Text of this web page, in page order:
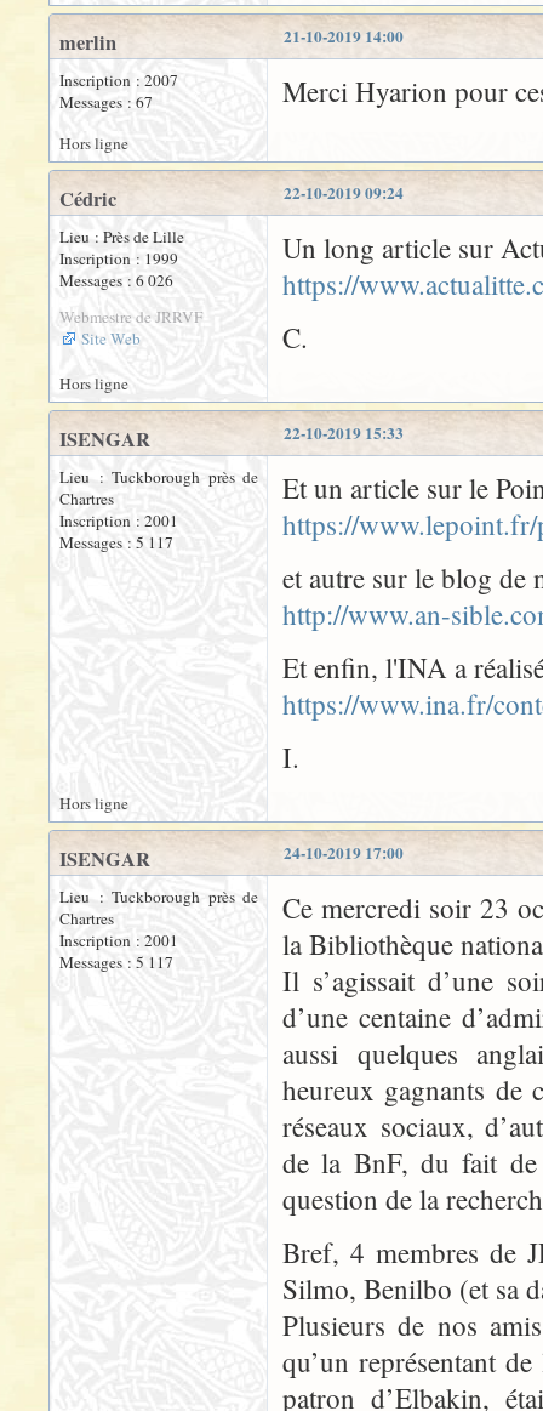
21-10-2019 14:00
merlin
Inscription : 2007
Messages : 67
Merci Hyarion pour
Hors ligne
22-10-2019 09:24
Cédric
Lieu : Près de Lille
Inscription : 1999
Messages : 6 026
Webmestre de JRRVF
Site Web
Un long article sur
https://
C.
Hors ligne
22-10-2019 15:33
ISENGAR
Lieu : Tuckborough près de
Chartres
Inscription : 2001
Messages : 5 117
Et un article sur le
https://
et autre sur le blog
http://www.an-
Et enfin, l'INA a
https://www.ina.fr/
I.
Hors ligne
24-10-2019 17:00
ISENGAR
Lieu : Tuckborough près de
Chartres
Inscription : 2001
Messages : 5 117
Ce mercredi soir 23
la Bibliothèque
Il s’agissait d’une
d’une centaine
aussi quelques
heureux gagnants de
réseaux sociaux,
de la BnF, du fait de
question de la
Bref, 4 membres de
Silmo, Benilbo (et sa
Plusieurs de nos
qu’un représentant
patron d’Elbakin,